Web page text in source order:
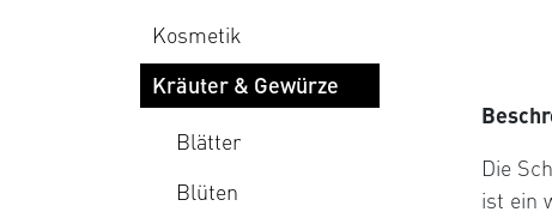
Kosmetik
Kräuter & Gewürze
Blätter
Blüten
Die
ist ein